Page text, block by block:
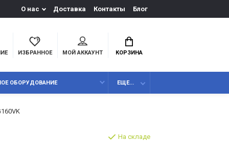
О нас Доставка Контакты Блог
ИЗБРАННОЕ МОЙ АККАУНТ КОРЗИНА
ОБОРУДОВАНИЕ ЕЩЕ...
На складе